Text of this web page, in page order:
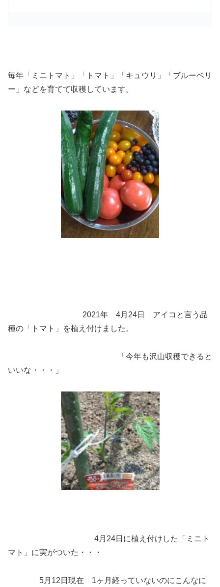
毎年「ミニトマト」「トマト」「キュウリ」「ブルーベリ
ー」などを育てて収穫しています。
2021年 4月24日 アイコと言う品
種の「トマト」を植え付けました。
「今年も沢山収穫できると
いいな・・・」
4月24日に植え付けした「ミニト
マト」に実がついた・・・
5月12日現在 1ヶ月経っていないのにこんなに